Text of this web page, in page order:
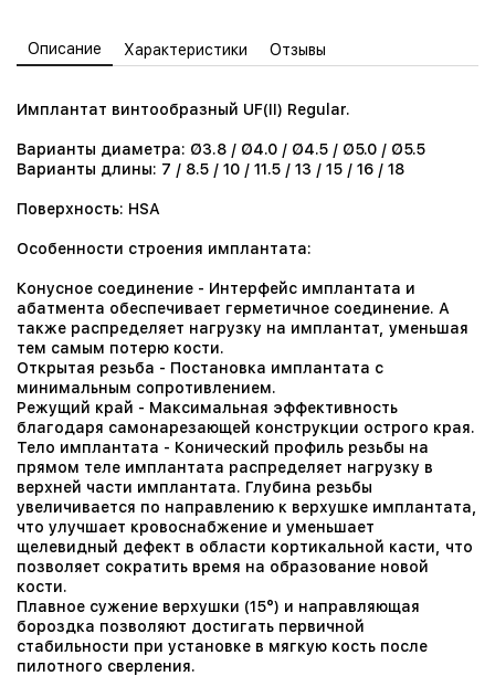
Описание Характеристики Отзывы
Имплантат винтообразный UF(II) Regular.
Варианты диаметра: Ø3.8 / Ø4.0 / Ø4.5 / Ø5.0 / Ø5.5
Варианты длины: 7 / 8.5 / 10 / 11.5 / 13 / 15 / 16 / 18
Поверхность: HSA
Особенности строения имплантата:
Конусное соединение - Интерфейс имплантата и
абатмента обеспечивает герметичное соединение. А
также распределяет нагрузку на имплантат, уменьшая
тем самым потерю кости.
Открытая резьба - Постановка имплантата с
минимальным сопротивлением.
Режущий край - Максимальная эффективность
благодаря самонарезающей конструкции острого края.
Тело имплантата - Конический профиль резьбы на
прямом теле имплантата распределяет нагрузку в
верхней части имплантата. Глубина резьбы
увеличивается по направлению к верхушке имплантата,
что улучшает кровоснабжение и уменьшает
щелевидный дефект в области кортикальной касти, что
позволяет сократить время на образование новой
кости.
Плавное сужение верхушки (15°) и направляющая
бороздка позволяют достигать первичной
стабильности при установке в мягкую кость после
пилотного сверления.